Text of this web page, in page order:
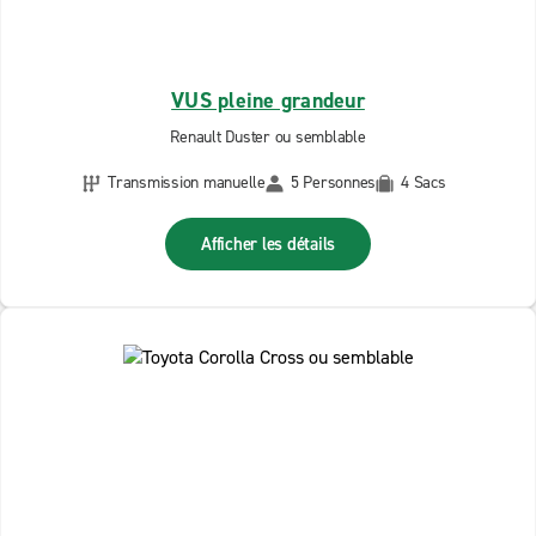
VUS pleine grandeur
Renault Duster ou semblable
Transmission manuelle
5 Personnes 4 Sacs
Afficher les détails